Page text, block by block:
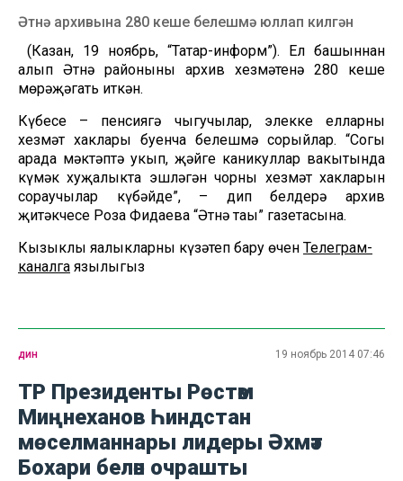
Әтнә архивына 280 кеше белешмә юллап килгән
(Казан, 19 ноябрь, “Татар-информ”). Ел башыннан
алып Әтнә районының архив хезмәтенә 280 кеше
мөрәҗәгать иткән.
Күбесе – пенсиягә чыгучылар, элекке елларның
хезмәт хаклары буенча белешмә сорыйлар. “Соңгы
арада мәктәптә укып, җәйге каникуллар вакытында
күмәк хуҗалыкта эшләгән чорның хезмәт хакларын
сораучылар күбәйде”, – дип белдерә архив
җитәкчесе Роза Фидаева “Әтнә таңы” газетасына.
Кызыклы яңалыкларны күзәтеп бару өчен Телеграм-
каналга язылыгыз
дин 19 ноябрь 2014 07:46
ТР Президенты Рөстәм
Миңнеханов Һиндстан
мөселманнары лидеры Әхмәт
Бохари белән очрашты